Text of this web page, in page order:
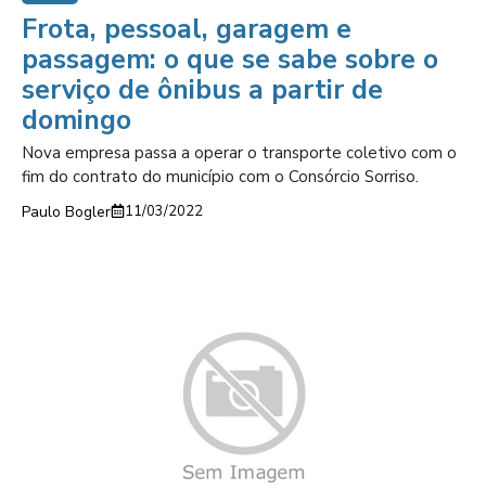
Frota, pessoal, garagem e
passagem: o que se sabe sobre o
serviço de ônibus a partir de
domingo
Nova empresa passa a operar o transporte coletivo com o
fim do contrato do município com o Consórcio Sorriso.
Paulo Bogler 11/03/2022